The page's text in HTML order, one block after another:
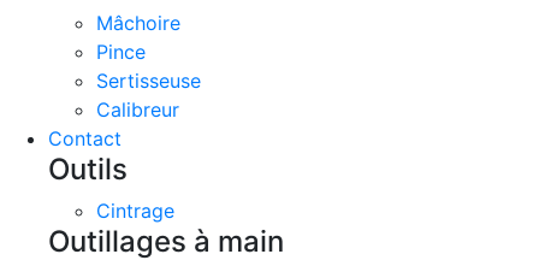
Mâchoire
Pince
Sertisseuse
Calibreur
Contact
Outils
Cintrage
Outillages à main